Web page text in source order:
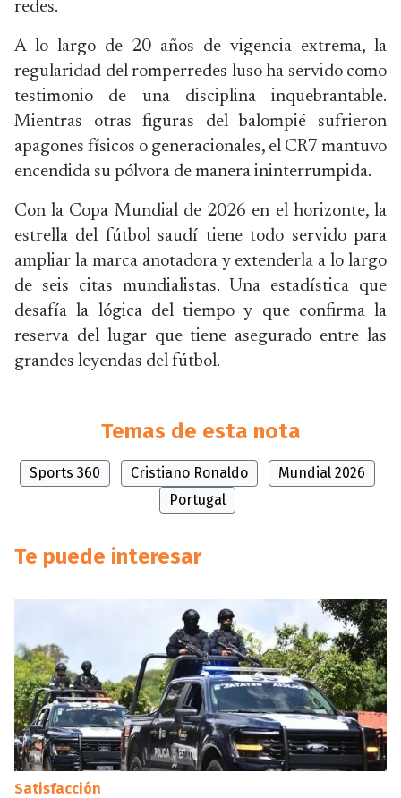
redes.
A lo largo de 20 años de vigencia extrema, la
regularidad del romperredes luso ha servido como
testimonio de una disciplina inquebrantable.
Mientras otras figuras del balompié sufrieron
apagones físicos o generacionales, el CR7 mantuvo
encendida su pólvora de manera ininterrumpida.
Con la Copa Mundial de 2026 en el horizonte, la
estrella del fútbol saudí tiene todo servido para
ampliar la marca anotadora y extenderla a lo largo
de seis citas mundialistas. Una estadística que
desafía la lógica del tiempo y que confirma la
reserva del lugar que tiene asegurado entre las
grandes leyendas del fútbol.
Temas de esta nota
Sports 360 Cristiano Ronaldo
Mundial 2026
Portugal
Te puede interesar
Satisfacción